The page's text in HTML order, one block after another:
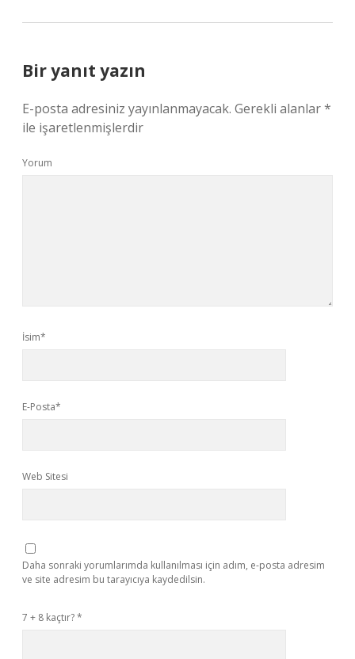
Bir yanıt yazın
E-posta adresiniz yayınlanmayacak. Gerekli alanlar*
ile işaretlenmişlerdir
Yorum
İsim*
E-Posta*
Web Sitesi
Daha sonraki yorumlarımda kullanılması için adım, e-posta adresim
ve site adresim bu tarayıcıya kaydedilsin.
7 + 8 kaçtır?*